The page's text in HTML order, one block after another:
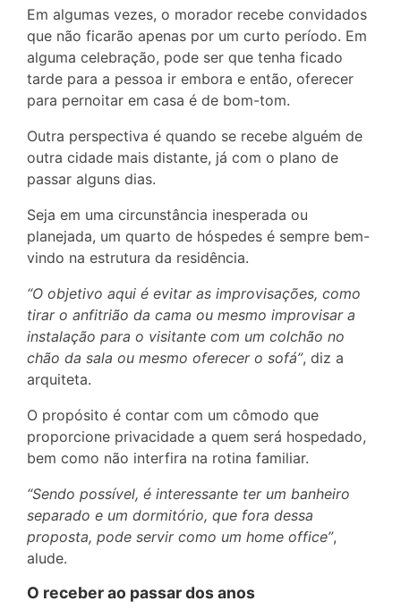
Em algumas vezes, o morador recebe convidados
que não ficarão apenas por um curto período. Em
alguma celebração, pode ser que tenha ficado
tarde para a pessoa ir embora e então, oferecer
para pernoitar em casa é de bom-tom.
Outra perspectiva é quando se recebe alguém de
outra cidade mais distante, já com o plano de
passar alguns dias.
Seja em uma circunstância inesperada ou
planejada, um quarto de hóspedes é sempre bem-
vindo na estrutura da residência.
“O objetivo aqui é evitar as improvisações, como
tirar o anfitrião da cama ou mesmo improvisar a
instalação para o visitante com um colchão no
chão da sala ou mesmo oferecer o sofá”, diz a
arquiteta.
O propósito é contar com um cômodo que
proporcione privacidade a quem será hospedado,
bem como não interfira na rotina familiar.
“Sendo possível, é interessante ter um banheiro
separado e um dormitório, que fora dessa
proposta, pode servir como um home office”,
alude.
O receber ao passar dos anos